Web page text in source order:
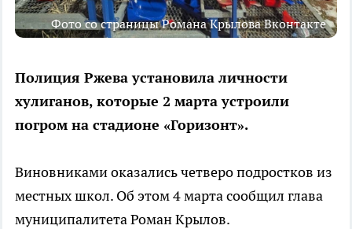
Фото со страницы Романа Крылова Вконтакте
Полиция Ржева установила личности
хулиганов, которые 2 марта устроили
погром на стадионе «Горизонт».
Виновниками оказались четверо подростков из
местных школ. Об этом 4 марта сообщил глава
муниципалитета Роман Крылов.